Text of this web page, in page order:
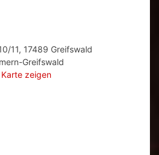
11, 17489 Greifswald
Greifswald
zeigen